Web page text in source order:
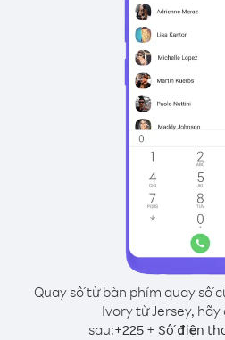
Quay số từ bàn phím quay số
Ivory từ Jersey,
sau:+225+ Số điện